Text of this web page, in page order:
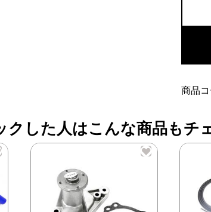
プ
リ
個
商品
クした人はこんな商品もチ